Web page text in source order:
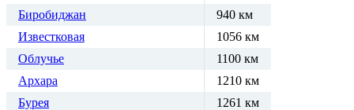
Биробиджан
940 км
Известковая
1056 км
Облучье
1100 км
Архара
1210 км
Бурея
1261 км